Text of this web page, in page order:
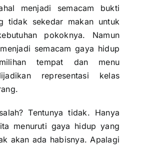
menjadi semacam bukti
tidak sekedar makan untuk
pokoknya. Namun
semacam gaya hidup
tempat dan menu
representasi kelas
Tentunya tidak. Hanya
menuruti gaya hidup yang
akan ada habisnya. Apalagi